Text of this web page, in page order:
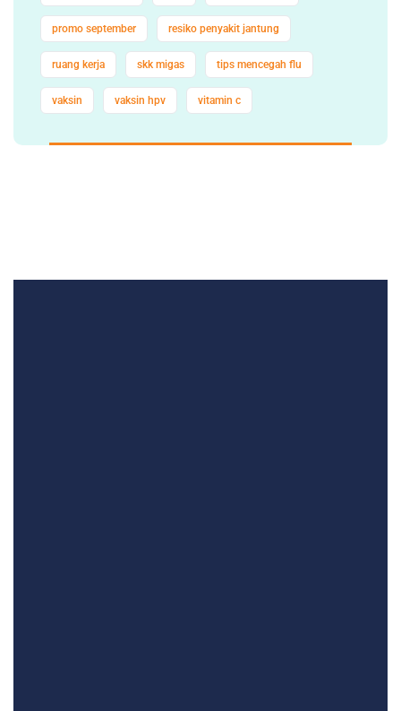
promo september resiko penyakit jantung
ruang kerja skk migas tips mencegah flu
vaksin vaksin hpv vitamin c